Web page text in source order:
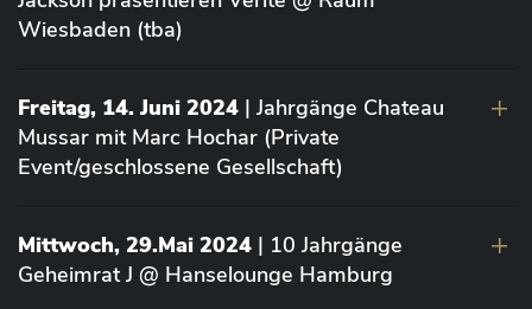
Wiesbaden (tba)
Freitag, 14. Juni 2024 | Jahrgänge Chateau
Mussar mit Marc Hochar (Private
Event/geschlossene Gesellschaft)
Mittwoch, 29.Mai 2024 | 10 Jahrgänge
Geheimrat J @ Hanselounge Hamburg